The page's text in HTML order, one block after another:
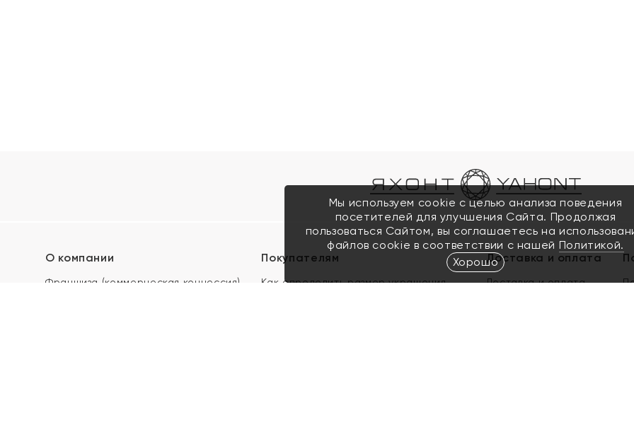
О компании
Франшиза (коммерческая концессия)
Покупателям
Как определить размер украшения
Доставка и оплата
Доставка и оплата
Мы используем cookie с целью анализа поведения
посетителей для улучшения Сайта. Продолжая
пользоваться Сайтом, вы соглашаетесь на
файлов cookie в соответствии с нашей Политикой.
Хорошо